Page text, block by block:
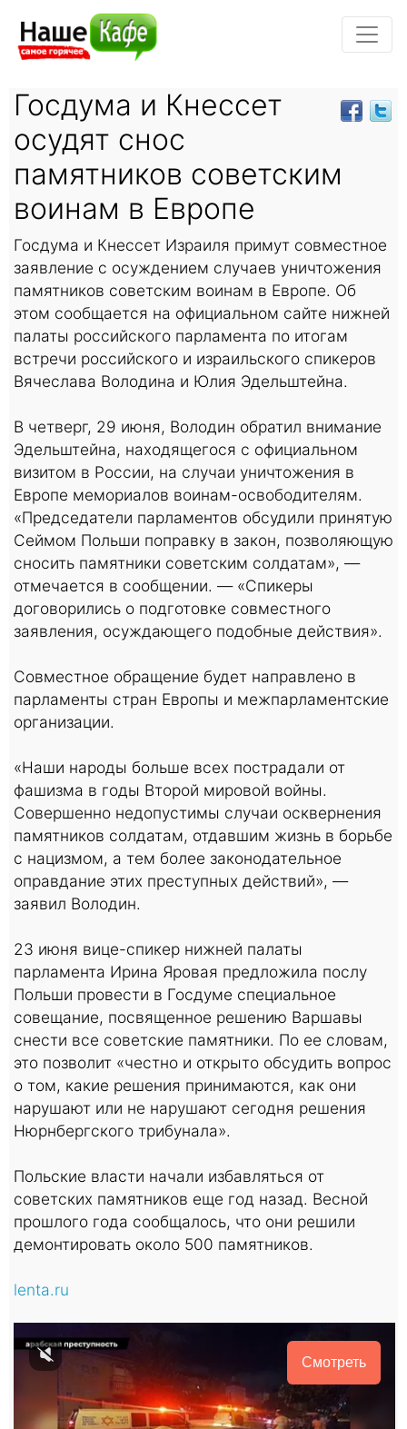
Госдума и Кнессет
осудят снос
памятников советским
воинам в Европе
Госдума и Кнессет Израиля примут совместное
заявление с осуждением случаев уничтожения
памятников советским воинам в Европе. Об
этом сообщается на официальном сайте нижней
палаты российского парламента по итогам
встречи российского и израильского спикеров
Вячеслава Володина и Юлия Эдельштейна.
В четверг, 29 июня, Володин обратил внимание
Эдельштейна, находящегося с официальном
визитом в России, на случаи уничтожения в
Европе мемориалов воинам-освободителям.
«Председатели парламентов обсудили принятую
Сеймом Польши поправку в закон, позволяющую
сносить памятники советским солдатам», —
отмечается в сообщении. — «Спикеры
договорились о подготовке совместного
заявления, осуждающего подобные действия».
Совместное обращение будет направлено в
парламенты стран Европы и межпарламентские
организации.
«Наши народы больше всех пострадали от
фашизма в годы Второй мировой войны.
Совершенно недопустимы случаи осквернения
памятников солдатам, отдавшим жизнь в борьбе
с нацизмом, а тем более законодательное
оправдание этих преступных действий», —
заявил Володин.
23 июня вице-спикер нижней палаты
парламента Ирина Яровая предложила послу
Польши провести в Госдуме специальное
совещание, посвященное решению Варшавы
снести все советские памятники. По ее словам,
это позволит «честно и открыто обсудить вопрос
о том, какие решения принимаются, как они
нарушают или не нарушают сегодня решения
Нюрнбергского трибунала».
Польские власти начали избавляться от
советских памятников еще год назад. Весной
прошлого года сообщалось, что они решили
демонтировать около 500 памятников.
lenta.ru
Смотреть